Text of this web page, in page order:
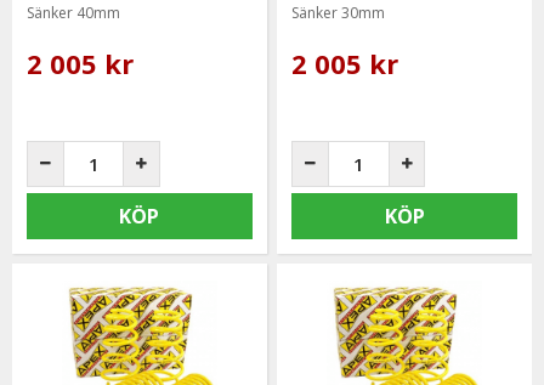
Sänker 40mm
2 005 kr
KÖP
Sänker 30mm
2 005 kr
KÖP